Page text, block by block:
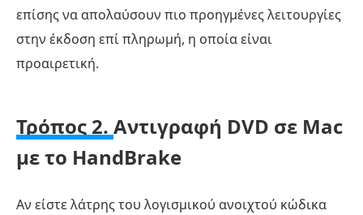
επίσης να απολαύσουν πιο προηγμένες λειτουργίες
στην έκδοση επί πληρωμή, η οποία είναι
προαιρετική.
Τρόπος 2. Αντιγραφή DVD σε Mac
με το HandBrake
Αν είστε λάτρης του λογισμικού ανοιχτού κώδικα